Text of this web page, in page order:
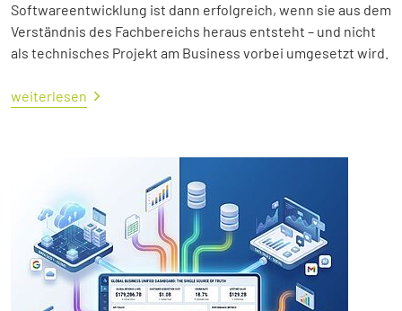
Softwareentwicklung ist dann erfolgreich, wenn sie aus dem
Verständnis des Fachbereichs heraus entsteht – und nicht
als technisches Projekt am Business vorbei umgesetzt wird.
weiterlesen